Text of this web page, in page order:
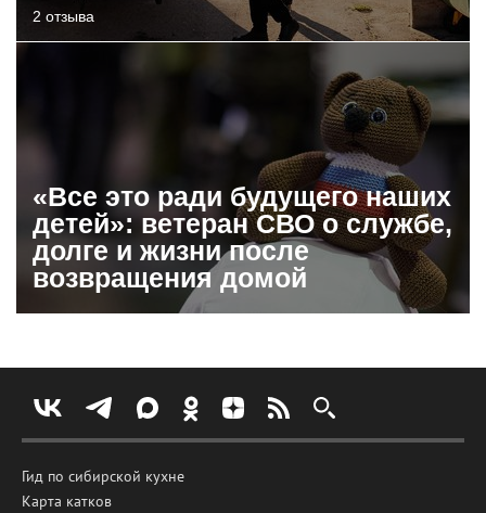
2 отзыва
«Все это ради будущего наших
детей»: ветеран СВО о службе,
долге и жизни после
возвращения домой
Гид по сибирской кухне
Карта катков